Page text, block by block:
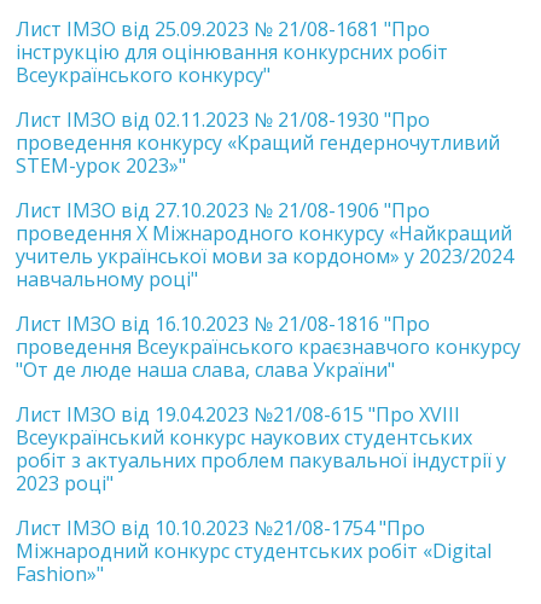
Лист ІМЗО від 25.09.2023 № 21/08-1681 "Про
інструкцію для оцінювання конкурсних робіт
Всеукраїнського конкурсу"
Лист ІМЗО від 02.11.2023 № 21/08-1930 "Про
проведення конкурсу «Кращий гендерночутливий
STEM-урок 2023»"
Лист ІМЗО від 27.10.2023 № 21/08-1906 "Про
проведення Х Міжнародного конкурсу «Найкращий
учитель української мови за кордоном» у 2023/2024
навчальному році"
Лист ІМЗО від 16.10.2023 № 21/08-1816 "Про
проведення Всеукраїнського краєзнавчого конкурсу
"От де люде наша слава, слава України"
Лист ІМЗО від 19.04.2023 №21/08-615 "Про XVІII
Всеукраїнський конкурс наукових студентських
робіт з актуальних проблем пакувальної індустрії у
2023 році"
Лист ІМЗО від 10.10.2023 №21/08-1754 "Про
Міжнародний конкурс студентських робіт «Digital
Fashion»"